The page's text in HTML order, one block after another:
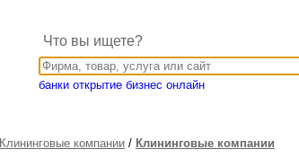
Что вы ищете?
банки открытие бизнес онлайн
Клининговые компании / Клининговые компании